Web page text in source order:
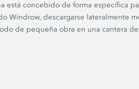
está concebido de forma específica
Windrow, descargarse lateralmente
de pequeña obra en una cantera